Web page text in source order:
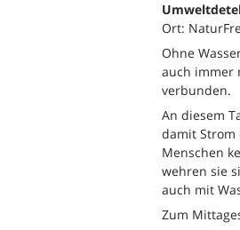
Ort:
Ohne
auch immer
verbunden.
An diesem
damit Strom
Menschen
wehren sie
auch mit
Zum